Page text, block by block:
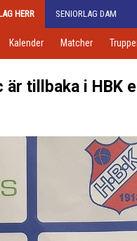
HERR SENIORLAG DAM
Kalender Matcher
är tillbaka i HBK